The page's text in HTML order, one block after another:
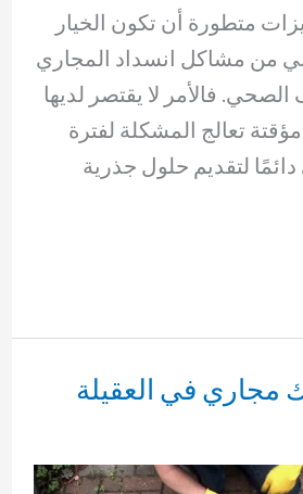
متطورة أن تكون الخيار
من مشاكل انسداد المجاري
فالأمر لا يقتصر لديها
تعالج المشكلة لفترة
لتقديم حلول جذرية
مجاري في العقيلة